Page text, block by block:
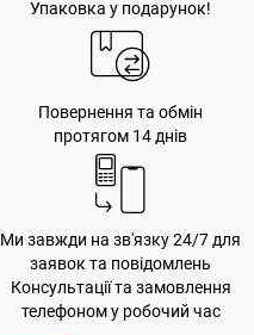
Упаковка у подарунок!
Повернення та обмін
протягом 14 днів
Ми завжди на зв'язку 24/7 для
заявок та повідомлень
Консультації та замовлення
телефоном у робочий час